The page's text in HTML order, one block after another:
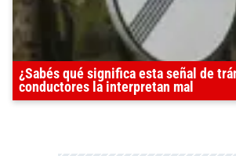
¿Sabés qué significa esta señal de
conductores la interpretan mal